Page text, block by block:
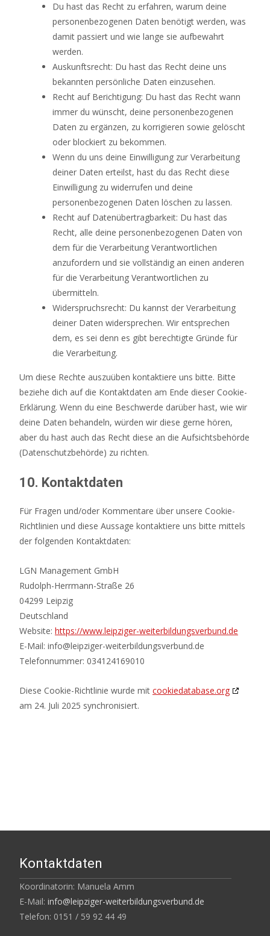
Du hast das Recht zu erfahren, warum deine
personenbezogenen Daten benötigt werden, was
damit passiert und wie lange sie aufbewahrt
werden.
Auskunftsrecht: Du hast das Recht deine uns
bekannten persönliche Daten einzusehen.
Recht auf Berichtigung: Du hast das Recht wann
immer du wünscht, deine personenbezogenen
Daten zu ergänzen, zu korrigieren sowie gelöscht
oder blockiert zu bekommen.
Wenn du uns deine Einwilligung zur Verarbeitung
deiner Daten erteilst, hast du das Recht diese
Einwilligung zu widerrufen und deine
personenbezogenen Daten löschen zu lassen.
Recht auf Datenübertragbarkeit: Du hast das
Recht, alle deine personenbezogenen Daten von
dem für die Verarbeitung Verantwortlichen
anzufordern und sie vollständig an einen anderen
für die Verarbeitung Verantwortlichen zu
übermitteln.
Widerspruchsrecht: Du kannst der Verarbeitung
deiner Daten widersprechen. Wir entsprechen
dem, es sei denn es gibt berechtigte Gründe für
die Verarbeitung.
Um diese Rechte auszuüben kontaktiere uns bitte. Bitte
beziehe dich auf die Kontaktdaten am Ende dieser Cookie-
Erklärung. Wenn du eine Beschwerde darüber hast, wie wir
deine Daten behandeln, würden wir diese gerne hören,
aber du hast auch das Recht diese an die Aufsichtsbehörde
(Datenschutzbehörde) zu richten.
10. Kontaktdaten
Für Fragen und/oder Kommentare über unsere Cookie-
Richtlinien und diese Aussage kontaktiere uns bitte mittels
der folgenden Kontaktdaten:
LGN Management GmbH
Rudolph-Herrmann-Straße 26
04299 Leipzig
Deutschland
Website: https://www.leipziger-weiterbildungsverbund.de
E-Mail: info@leipziger-weiterbildungsverbund.de
Telefonnummer: ‭034124169010‬
Diese Cookie-Richtlinie wurde mit cookiedatabase.org
am 24. Juli 2025 synchronisiert.
Kontaktdaten
Koordinatorin: Manuela Amm
E-Mail: info@leipziger-weiterbildungsverbund.de
Telefon: 0151 / 59 92 44 49